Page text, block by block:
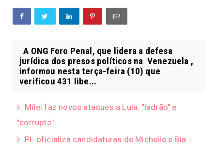
A ONG Foro Penal, que lidera a defesa
jurídica dos presos políticos na Venezuela ,
informou nesta terça-feira (10) que
verificou 431 libe...
Milei faz novos ataques a Lula: "ladrão" e
"corrupto"
PL oficializa candidaturas de Michelle e Bia